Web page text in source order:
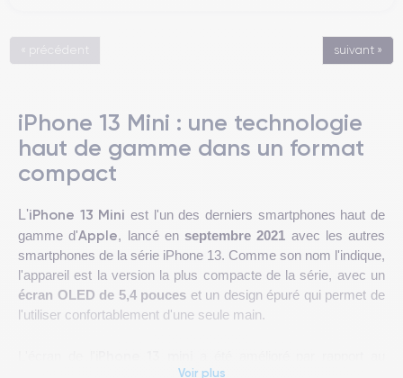
« précédent suivant »
iPhone 13 Mini : une technologie
haut de gamme dans un format
compact
L'iPhone 13 Mini est l'un des derniers smartphones haut de
gamme d'Apple, lancé enseptembre 2021 avec les autres
smartphones de la série iPhone 13. Comme son nom l'indique,
l'appareil est la version la plus compacte de la série, avec un
écran OLED de 5,4 pouces et un design épuré qui permet de
l'utiliser confortablement d'une seule main.
Voir plus